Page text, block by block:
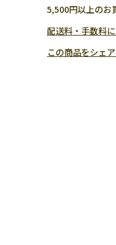
5,500円以上のお
配送料・手数料
この商品をシェ